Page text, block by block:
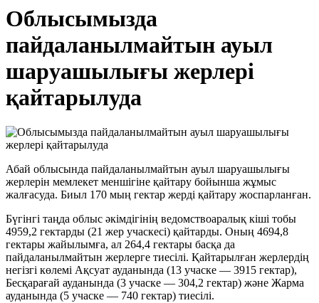
Облысымызда
пайдаланылмайтын ауыл
шаруашылығы жерлері
қайтарылуда
Абай облысында пайдаланылмайтын ауыл шаруашылығы
жерлерін мемлекет меншігіне қайтару бойынша жұмыс
жалғасуда. Биыл 170 мың гектар жерді қайтару жоспарланған.
Бүгінгі таңда облыс әкімдігінің ведомствоаралық кіші тобы
4959,2 гектарды (21 жер учаскесі) қайтарды. Оның 4694,8
гектары жайылымға, ал 264,4 гектары басқа да
пайдаланылмайтын жерлерге тиесілі. Қайтарылған жерлердің
негізгі көлемі Ақсуат ауданында (13 учаске — 3915 гектар),
Бесқарағай ауданында (3 учаске — 304,2 гектар) және Жарма
ауданында (5 учаске — 740 гектар) тиесілі.